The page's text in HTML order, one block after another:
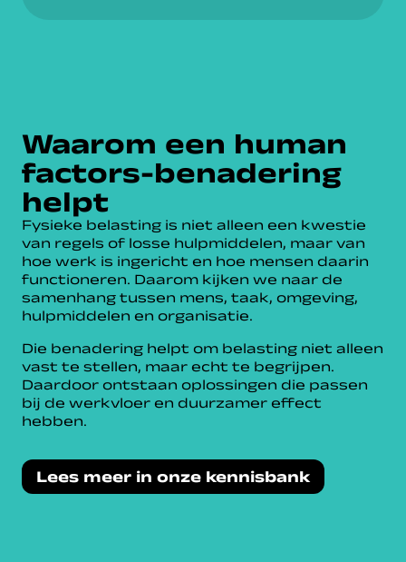
Waarom een human
factors-benadering
helpt
Fysieke belasting is niet alleen een kwestie
van regels of losse hulpmiddelen, maar van
hoe werk is ingericht en hoe mensen daarin
functioneren. Daarom kijken we naar de
samenhang tussen mens, taak, omgeving,
hulpmiddelen en organisatie.
Die benadering helpt om belasting niet alleen
vast te stellen, maar echt te begrijpen.
Daardoor ontstaan oplossingen die passen
bij de werkvloer en duurzamer effect
hebben.
Lees meer in onze kennisbank